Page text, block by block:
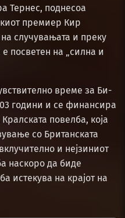
Тернес, поднесоа
премиер Кир
случувањата и преку
е посветен на „силна и
време за Би-
години и се финансира
повелба, која
со Британската
и нејзиниот
наскоро да биде
истекува на крајот на